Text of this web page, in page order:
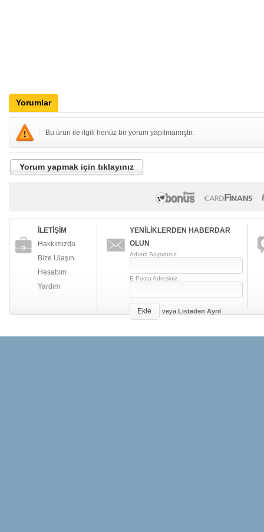
Yorumlar
Bu ürün ile ilgili henüz bir yorum yapılmamıştır.
Yorum yapmak için tıklayınız
İLETİŞİM
Hakkımızda
Bize Ulaşın
Hesabım
Yardım
YENİLİKLERDEN HABERDAR
OLUN
Adınız Soyadınız
E-Posta Adresiniz
Ekle veya Listeden Ayrıl